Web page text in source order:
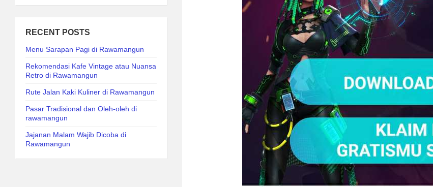
RECENT POSTS
Menu Sarapan Pagi di Rawamangun
Rekomendasi Kafe Vintage atau Nuansa
Retro di Rawamangun
Rute Jalan Kaki Kuliner di Rawamangun
Pasar Tradisional dan Oleh-oleh di
rawamangun
Jajanan Malam Wajib Dicoba di
Rawamangun